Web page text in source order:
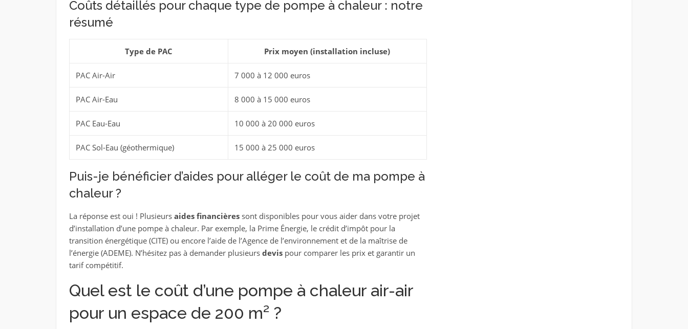
Coûts détaillés pour chaque type de pompe à chaleur : notre
résumé
Type de PAC Prix moyen (installation incluse)
PAC Air-Air 7 000 à 12 000 euros
PAC Air-Eau 8 000 à 15 000 euros
PAC Eau-Eau 10 000 à 20 000 euros
PAC Sol-Eau (géothermique) 15 000 à 25 000 euros
Puis-je bénéficier d’aides pour alléger le coût de ma pompe à
chaleur ?
La réponse est oui ! Plusieurs aides financièressont disponibles pour vous aider dans votre projet
d’installation d’une pompe à chaleur. Par exemple, la Prime Énergie, le crédit d’impôt pour la
transition énergétique (CITE) ou encore l’aide de l’Agence de l’environnement et de la maîtrise de
l’énergie (ADEME). N’hésitez pas à demander plusieurs devispour comparer les prix et garantir un
tarif compétitif.
Quel est le coût d’une pompe à chaleur air-air
pour un espace de 200 m² ?